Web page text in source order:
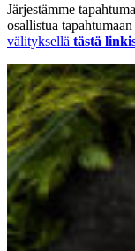
Järjestämme
osallistua
välityksellä tästä